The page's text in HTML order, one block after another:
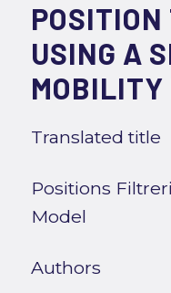
USING A
MOBILITY
Translated title
Positions
Model
Authors